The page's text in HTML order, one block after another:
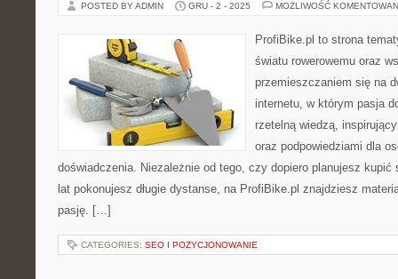
POSTED BY ADMIN GRU - 2 - 2025 MOŻLIWOŚĆ
ProfiBike.pl to strona
światu rowerowemu oraz
przemieszczaniem się na
internetu, w którym pasja
rzetelną wiedzą,
oraz podpowiedziami dla
doświadczenia. Niezależnie od tego, czy dopiero planujesz kupić
lat pokonujesz długie dystanse, na ProfiBike.pl znajdziesz
pasję. […]
CATEGORIES: SEO I POZYCJONOWANIE